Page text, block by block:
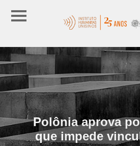
Polônia aprova
que impede